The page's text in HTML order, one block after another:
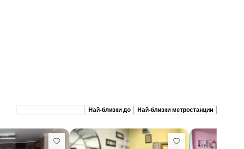
Най-близки до Най-близки метростанции